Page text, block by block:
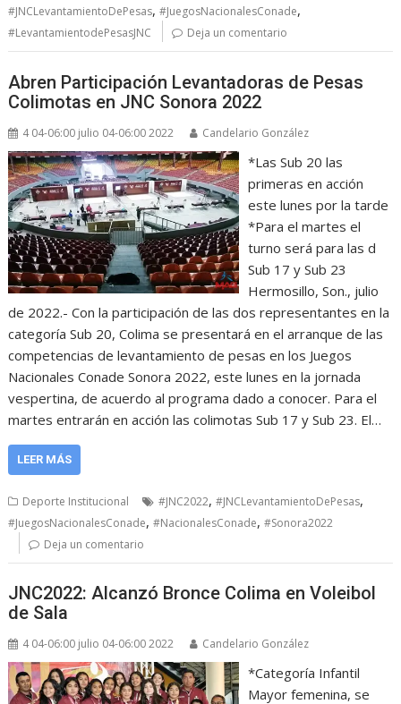
#JNCLevantamientoDePesas,#JuegosNacionalesConade,
#LevantamientodePesasJNC Deja un comentario
Abren Participación Levantadoras de Pesas
Colimotas en JNC Sonora 2022
4 04-06:00 julio 04-06:00 2022 Candelario González
*Las Sub 20 las
primeras en acción
este lunes por la tarde
*Para el martes el
turno será para las d
Sub 17 y Sub 23
Hermosillo, Son., julio
de 2022.- Con la participación de las dos representantes en la
categoría Sub 20, Colima se presentará en el arranque de las
competencias de levantamiento de pesas en los Juegos
Nacionales Conade Sonora 2022, este lunes en la jornada
vespertina, de acuerdo al programa dado a conocer. Para el
martes entrarán en acción las colimotas Sub 17 y Sub 23. El…
LEER MÁS
Deporte Institucional #JNC2022,#JNCLevantamientoDePesas,
#JuegosNacionalesConade,#NacionalesConade,#Sonora2022
Deja un comentario
JNC2022: Alcanzó Bronce Colima en Voleibol
de Sala
4 04-06:00 julio 04-06:00 2022 Candelario González
*Categoría Infantil
Mayor femenina, se